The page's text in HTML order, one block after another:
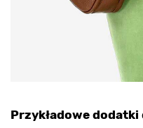
Przykładowe